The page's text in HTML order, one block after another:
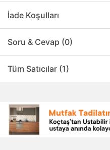
İade Koşulları
Soru & Cevap (0)
Tüm Satıcılar (1)